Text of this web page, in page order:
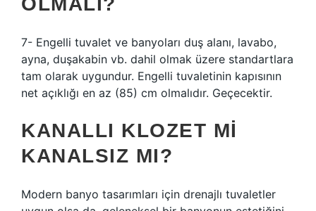
7- Engelli tuvalet ve banyoları duş alanı, lavabo,
ayna, duşakabin vb. dahil olmak üzere standartlara
tam olarak uygundur. Engelli tuvaletinin kapısının
net açıklığı en az (85) cm olmalıdır. Geçecektir.
KANALLI KLOZET MI
KANALSIZ MI?
Modern banyo tasarımları için drenajlı tuvaletler